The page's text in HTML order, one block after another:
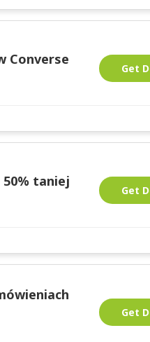
Converse
Get
taniej
Get
Get